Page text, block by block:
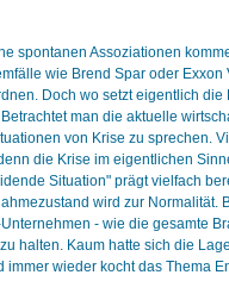
spontanen Assoziationen
wie Brend Spar oder
Doch wo setzt eigentlich
man die aktuelle
von Krise zu sprechen.
die Krise im eigentlichen
Situation" prägt vielfach
wird zur Normalität.
- wie die gesamte
halten. Kaum hatte sich die
immer wieder kocht das Thema